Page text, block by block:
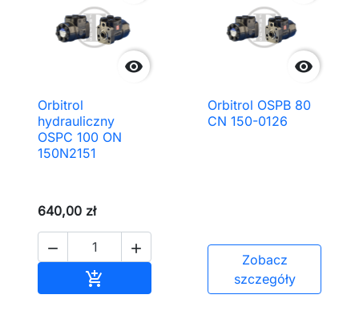

Orbitrol
hydrauliczny
OSPC 100 ON
150N2151
640,00 zł
 


Orbitrol OSPB 80
CN 150-0126
Zobacz
szczegóły